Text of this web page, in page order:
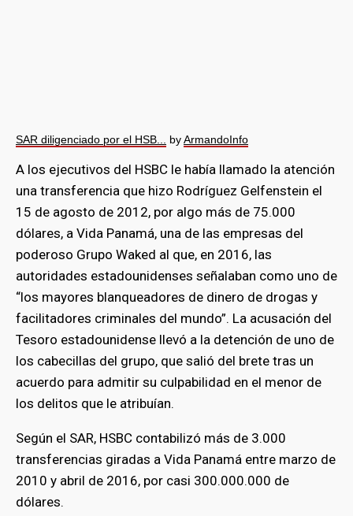
SAR diligenciado por el HSB... byArmandoInfo
A los ejecutivos del HSBC le había llamado la atención
una transferencia que hizo Rodríguez Gelfenstein el
15 de agosto de 2012, por algo más de 75.000
dólares, a Vida Panamá, una de las empresas del
poderoso Grupo Waked al que, en 2016, las
autoridades estadounidenses señalaban como uno de
“los mayores blanqueadores de dinero de drogas y
facilitadores criminales del mundo”. La acusación del
Tesoro estadounidense llevó a la detención de uno de
los cabecillas del grupo, que salió del brete tras un
acuerdo para admitir su culpabilidad en el menor de
los delitos que le atribuían.
Según el SAR, HSBC contabilizó más de 3.000
transferencias giradas a Vida Panamá entre marzo de
2010 y abril de 2016, por casi 300.000.000 de
dólares.